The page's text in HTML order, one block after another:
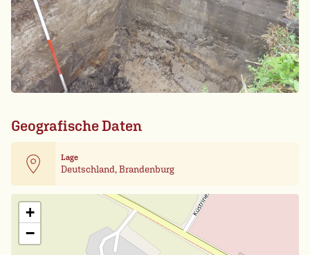
Geografische Daten
Lage
Deutschland, Brandenburg
+
−